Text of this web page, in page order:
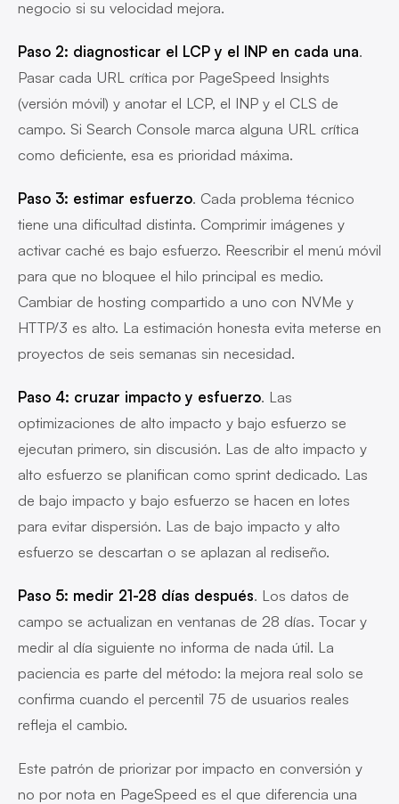
negocio si su velocidad mejora.
Paso 2: diagnosticar el LCP y el INP en cada una.
Pasar cada URL crítica por PageSpeed Insights
(versión móvil) y anotar el LCP, el INP y el CLS de
campo. Si Search Console marca alguna URL crítica
como deficiente, esa es prioridad máxima.
Paso 3: estimar esfuerzo. Cada problema técnico
tiene una dificultad distinta. Comprimir imágenes y
activar caché es bajo esfuerzo. Reescribir el menú móvil
para que no bloquee el hilo principal es medio.
Cambiar de hosting compartido a uno con NVMe y
HTTP/3 es alto. La estimación honesta evita meterse en
proyectos de seis semanas sin necesidad.
Paso 4: cruzar impacto y esfuerzo. Las
optimizaciones de alto impacto y bajo esfuerzo se
ejecutan primero, sin discusión. Las de alto impacto y
alto esfuerzo se planifican como sprint dedicado. Las
de bajo impacto y bajo esfuerzo se hacen en lotes
para evitar dispersión. Las de bajo impacto y alto
esfuerzo se descartan o se aplazan al rediseño.
Paso 5: medir 21-28 días después. Los datos de
campo se actualizan en ventanas de 28 días. Tocar y
medir al día siguiente no informa de nada útil. La
paciencia es parte del método: la mejora real solo se
confirma cuando el percentil 75 de usuarios reales
refleja el cambio.
Este patrón de priorizar por impacto en conversión y
no por nota en PageSpeed es el que diferencia una